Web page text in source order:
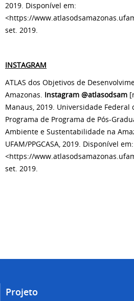
2019. Disponível em:
<https://
set. 2019.
INSTAGRAM
ATLAS dos Objetivos de
Amazonas. Instagram @atlasodsam
Manaus, 2019. Universidade Federal
Programa de Programa de Pós-
Ambiente e Sustentabilidade na
UFAM/PPGCASA, 2019. Disponível em:
<https://
set. 2019.
Projeto